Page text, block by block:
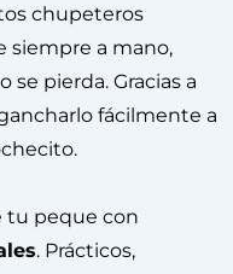
chupeteros
siempre a mano,
se pierda. Gracias a
fácilmente a
tu peque con
. Prácticos,